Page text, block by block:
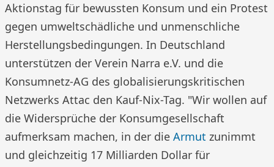
Aktionstag für bewussten Konsum und ein Protest
gegen umweltschädliche und unmenschliche
Herstellungsbedingungen. In Deutschland
unterstützen der Verein Narra e.V. und die
Konsumnetz-AG des globalisierungskritischen
Netzwerks Attac den Kauf-Nix-Tag. "Wir wollen auf
die Widersprüche der Konsumgesellschaft
aufmerksam machen, in der die Armut zunimmt
und gleichzeitig 17 Milliarden Dollar für